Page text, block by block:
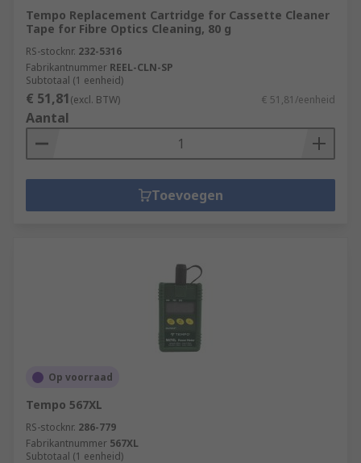
Tempo Replacement Cartridge for Cassette Cleaner
Tape for Fibre Optics Cleaning, 80 g
RS-stocknr. 232-5316
Fabrikantnummer REEL-CLN-SP
Subtotaal (1 eenheid)
€ 51,81(excl. BTW) € 51,81/eenheid
Aantal
Toevoegen
Op voorraad
Tempo 567XL
RS-stocknr. 286-779
Fabrikantnummer 567XL
Subtotaal (1 eenheid)